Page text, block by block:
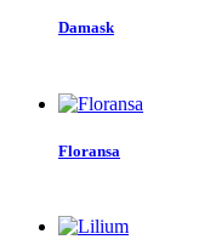
Damask
Floransa